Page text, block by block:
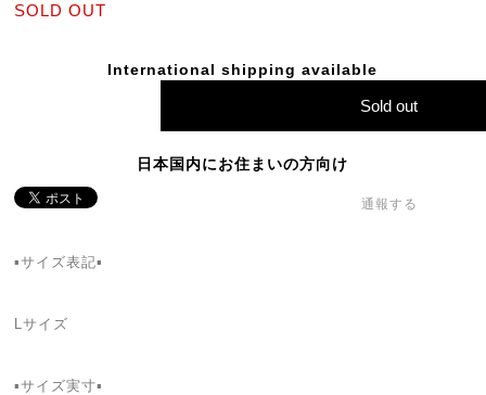
SOLD OUT
International shipping available
Sold out
日本国内にお住まいの方向け
通報する
▪️サイズ表記▪️
Lサイズ
▪️サイズ実寸▪️